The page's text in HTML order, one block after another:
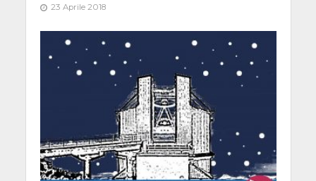
23 Aprile 2018